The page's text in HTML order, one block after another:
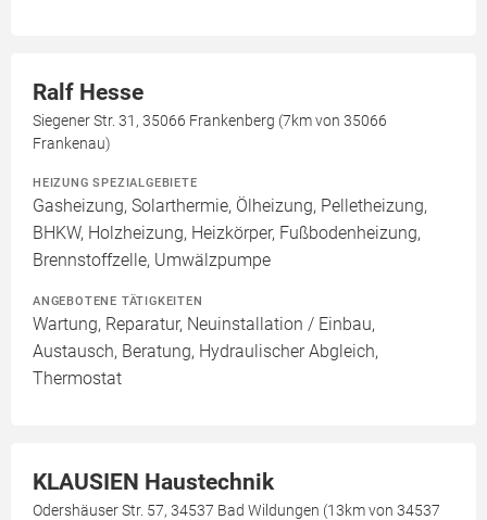
Ralf Hesse
Siegener Str. 31, 35066 Frankenberg (7km von 35066
Frankenau)
HEIZUNG SPEZIALGEBIETE
Gasheizung, Solarthermie, Ölheizung, Pelletheizung,
BHKW, Holzheizung, Heizkörper, Fußbodenheizung,
Brennstoffzelle, Umwälzpumpe
ANGEBOTENE TÄTIGKEITEN
Wartung, Reparatur, Neuinstallation / Einbau,
Austausch, Beratung, Hydraulischer Abgleich,
Thermostat
KLAUSIEN Haustechnik
Odershäuser Str. 57, 34537 Bad Wildungen (13km von 34537